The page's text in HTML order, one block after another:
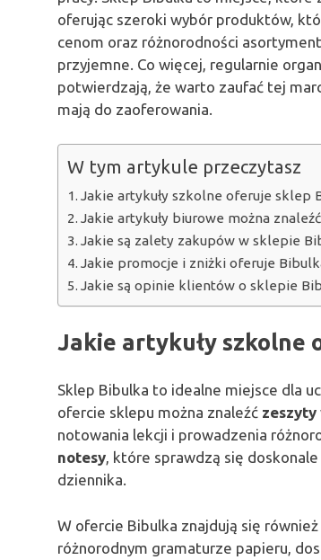
oferując szeroki wybór produktów,
cenom oraz różnorodności
przyjemne. Co więcej, regularnie
potwierdzają, że warto zaufać tej
mają do zaoferowania.
W tym artykule przeczytasz
Jakie artykuły szkolne oferuje sklep
Jakie artykuły biurowe można
Jakie są zalety zakupów w sklepie
Jakie promocje i zniżki oferuje
Jakie są opinie klientów o sklepie
Jakie artykuły szkolne
Sklep Bibulka to idealne miejsce dla
ofercie sklepu można znaleźć zeszyty
notowania lekcji i prowadzenia
notesy, które sprawdzą się
dziennika.
W ofercie Bibulka znajdują się również
różnorodnym gramaturze papieru,